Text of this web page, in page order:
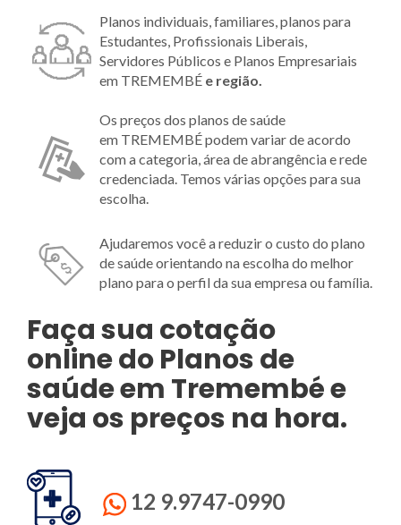
Planos individuais, familiares, planos para
Estudantes, Profissionais Liberais,
Servidores Públicos e Planos Empresariais
em TREMEMBÉ e região.
Os preços dos planos de saúde
em TREMEMBÉ podem variar de acordo
com a categoria, área de abrangência e rede
credenciada. Temos várias opções para sua
escolha.
Ajudaremos você a reduzir o custo do plano
de saúde orientando na escolha do melhor
plano para o perfil da sua empresa ou família.
Faça sua cotação
online do Planos de
saúde em Tremembé e
veja os preços na hora.
12 9.9747-0990